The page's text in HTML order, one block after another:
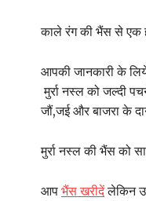
काले रंग की भैंस से एक
आपकी जानकारी के लिये
मुर्रा नस्ल को जल्दी
जौं,जई और बाजरा के
मुर्रा नस्ल की भैंस को
आप भैंस खरीदेंलेकिन